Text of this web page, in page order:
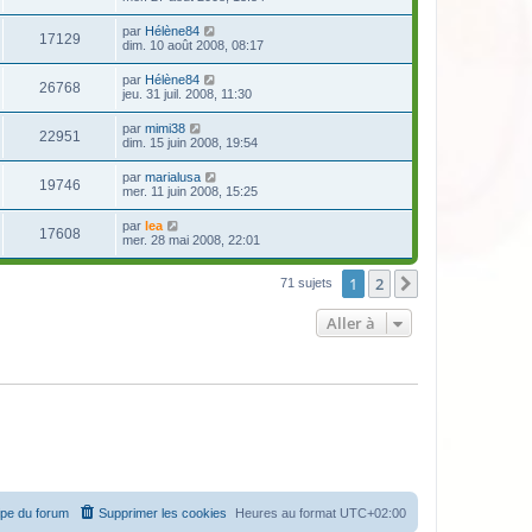
17129 par Hélène84
dim. 10 août 2008, 08:17
26768 par Hélène84
jeu. 31 juil. 2008, 11:30
22951 par mimi38
dim. 15 juin 2008, 19:54
19746 par marialusa
mer. 11 juin 2008, 15:25
17608 par lea
mer. 28 mai 2008, 22:01
71 sujets 1 2
Aller à
Heures au format UTC+02:00
Supprimer les cookies
du forum